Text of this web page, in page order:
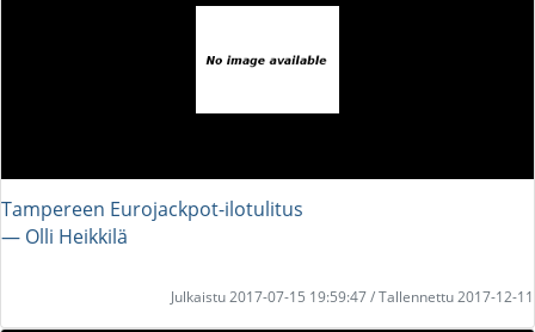
Tampereen Eurojackpot-ilotulitus
― Olli Heikkilä
Julkaistu 2017-07-15 19:59:47 / Tallennettu 2017-12-11